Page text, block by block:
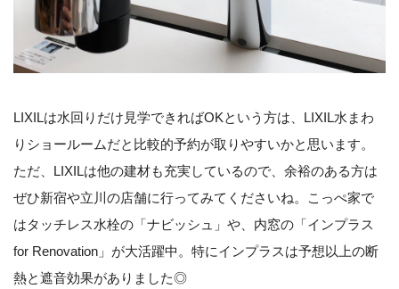
LIXILは水回りだけ見学できればOKという方は、LIXIL水まわ
りショールームだと比較的予約が取りやすいかと思います。
ただ、LIXILは他の建材も充実しているので、余裕のある方は
ぜひ新宿や立川の店舗に行ってみてくださいね。こっぺ家で
はタッチレス水栓の「ナビッシュ」や、内窓の「インプラス
for Renovation」が大活躍中。特にインプラスは予想以上の断
熱と遮音効果がありました◎